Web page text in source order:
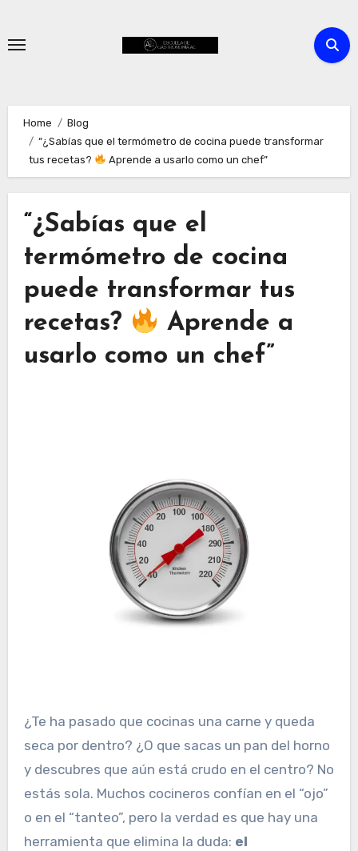
content
Home
Blog
“¿Sabías que el termómetro de cocina puede transformar
tus recetas?
Aprende a usarlo como un chef”
“¿Sabías que el
termómetro de cocina
puede transformar tus
recetas?
Aprende a
usarlo como un chef”
¿Te ha pasado que cocinas una carne y queda
seca por dentro? ¿O que sacas un pan del horno
y descubres que aún está crudo en el centro? No
estás sola. Muchos cocineros confían en el “ojo”
o en el “tanteo”, pero la verdad es que hay una
herramienta que elimina la duda: el